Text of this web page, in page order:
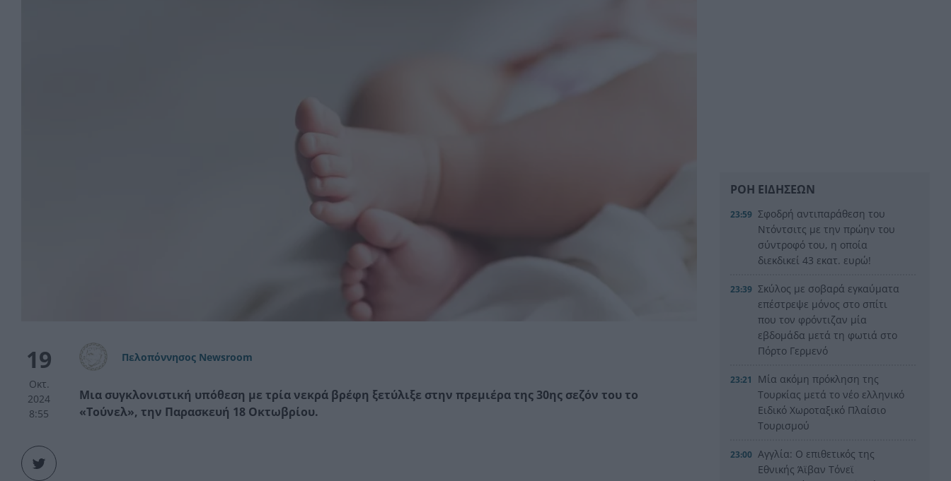
19
Οκτ.
2024
8:55
Πελοπόννησος Newsroom
Μια συγκλονιστική υπόθεση με τρία νεκρά βρέφη ξετύλιξε στην πρεμιέρα της 30ης σεζόν του το
«Τούνελ», την Παρασκευή 18 Οκτωβρίου.
ΡΟΗ ΕΙΔΗΣΕΩΝ
23:59 Σφοδρή αντιπαράθεση του
Ντόντσιτς με την πρώην του
σύντροφό του, η οποία
διεκδικεί 43 εκατ. ευρώ!
23:39 Σκύλος με σοβαρά εγκαύματα
επέστρεψε μόνος στο σπίτι
που τον φρόντιζαν μία
εβδομάδα μετά τη φωτιά στο
Πόρτο Γερμενό
23:21
Μία ακόμη πρόκληση της
Τουρκίας μετά το νέο ελληνικό
Ειδικό Χωροταξικό Πλαίσιο
Τουρισμού
23:00 Αγγλία: Ο επιθετικός της
Εθνικής Άϊβαν Τόνεϊ